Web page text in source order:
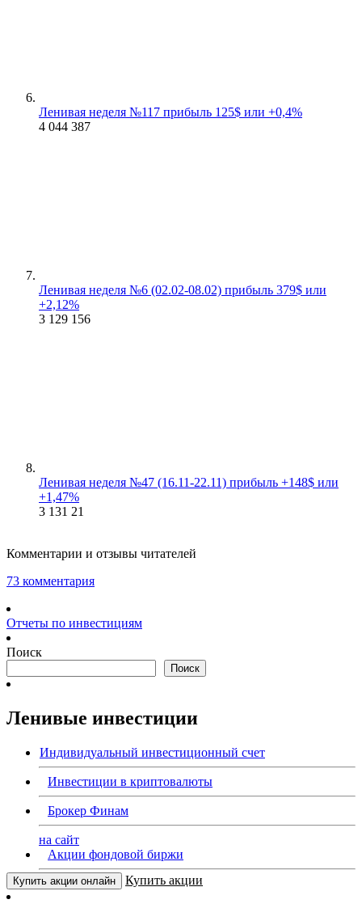
Ленивая неделя №117 прибыль 125$ или +0,4%
4 044 387
Ленивая неделя №6 (02.02-08.02) прибыль 379$ или
+2,12%
3 129 156
Ленивая неделя №47 (16.11-22.11) прибыль +148$ или
+1,47%
3 131 21
Комментарии и отзывы читателей
73 комментария
Отчеты по инвестициям
Поиск
Поиск
Ленивые инвестиции
Индивидуальный инвестиционный счет
Инвестиции в криптовалюты
Брокер Финам
на сайт
Акции фондовой биржи
Купить акции онлайн Купить акции